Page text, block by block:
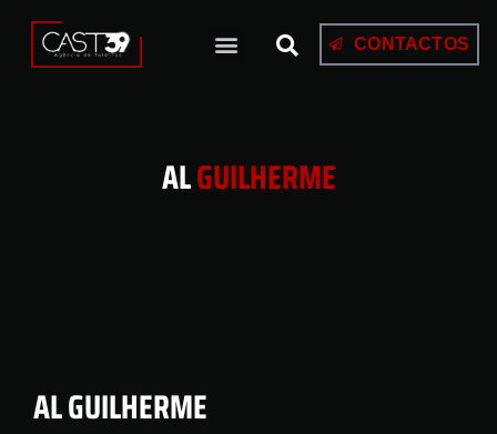
CONTACTOS
ALGUILHERME
AL GUILHERME